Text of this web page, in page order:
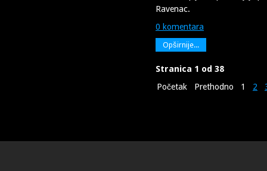
Ravenac.
0 komentara
Opširnije...
Stranica 1 od 38
Početak
Prethodno 1 2